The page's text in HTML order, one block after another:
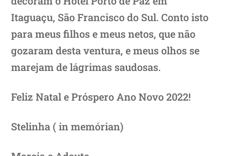
Itaguaçu, São Francisco do Sul. Conto isto
para meus filhos e meus netos, que não
gozaram desta ventura, e meus olhos se
marejam de lágrimas saudosas.
Feliz Natal e Próspero Ano Novo 2022!
Stelinha ( in memórian)